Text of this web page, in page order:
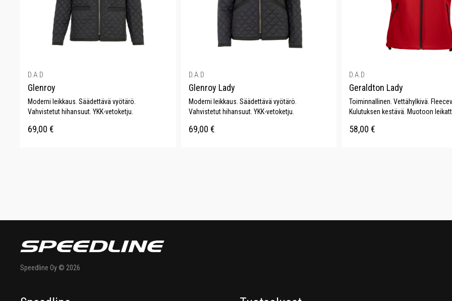
D.A.D
Glenroy
Moderni leikkaus. Säädettävä vyötärö.
Vahvistetut hihansuut. YKK-vetoketju.
69,00 €
D.A.D
Glenroy Lady
Moderni leikkaus. Säädettävä vyötärö.
Vahvistetut hihansuut. YKK-vetoketju.
69,00 €
D.A.D
Geraldton Lady
Toiminnallinen. Vettähylkivä.
Kulutuksen kestävä. Muotoon
58,00 €
Speedline Oy © 2026